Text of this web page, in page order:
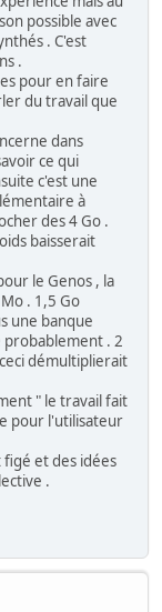
possible avec
. C'est
.
pour en faire
du travail que
dans
ce qui
c'est une
à
des 4 Go .
baisserait
le Genos , la
. 1,5 Go
une banque
. 2
démultiplierait
" le travail fait
pour l'utilisateur
et des idées
.